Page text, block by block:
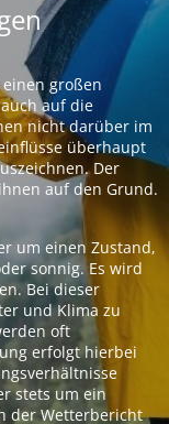
großen
auf die
nicht darüber im
überhaupt
Der
auf den Grund.
um einen Zustand,
sonnig. Es wird
Bei dieser
und Klima zu
oft
erfolgt hierbei
stets um ein
der Wetterbericht